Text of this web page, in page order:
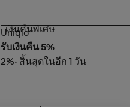
Uniqlo
เงินคืนพิเศษ
Uniqlo
รับเงินคืน 5%
2%• สิ้นสุดในอีก 1 วัน